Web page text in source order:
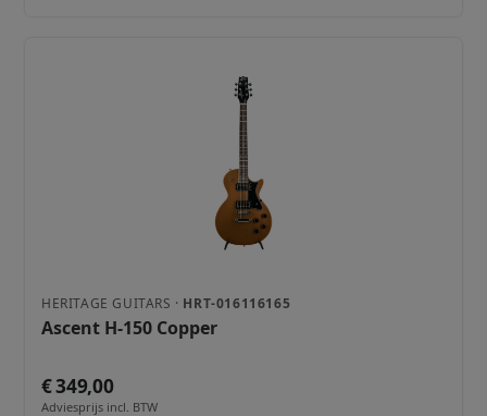
HERITAGE GUITARS · HRT-016116165
Ascent H-150 Copper
€ 349,00
Adviesprijs incl. BTW